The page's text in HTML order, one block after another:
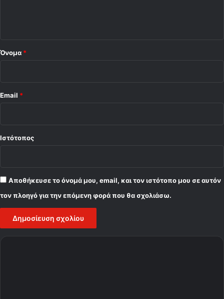
Όνομα *
Email *
Ιστότοπος
Αποθήκευσε το όνομά μου, email, και τον ιστότοπο μου σε αυτόν
τον πλοηγό για την επόμενη φορά που θα σχολιάσω.